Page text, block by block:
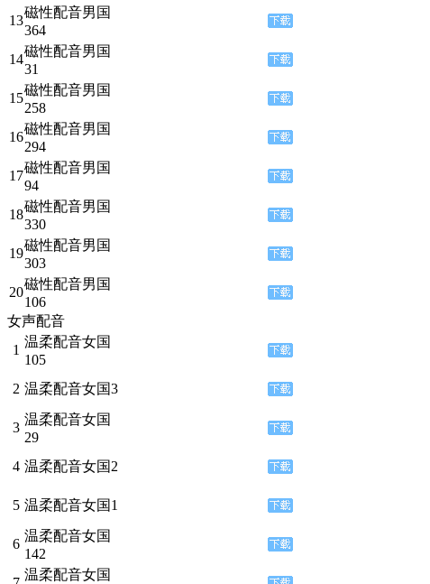
13
磁性配音男国
364
14
磁性配音男国
31
15
磁性配音男国
258
16
磁性配音男国
294
17
磁性配音男国
94
18
磁性配音男国
330
19
磁性配音男国
303
20
磁性配音男国
106
女声配音
1
温柔配音女国
105
2 温柔配音女国3
3
温柔配音女国
29
4 温柔配音女国2
5 温柔配音女国1
6
温柔配音女国
142
温柔配音女国